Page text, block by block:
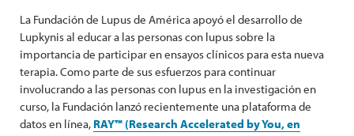
La Fundación de Lupus de América apoyó el desarrollo de
Lupkynis al educar a las personas con lupus sobre la
importancia de participar en ensayos clínicos para esta nueva
terapia. Como parte de sus esfuerzos para continuar
involucrando a las personas con lupus en la investigación en
curso, la Fundación lanzó recientemente una plataforma de
datos en línea, RAY™ (Research Accelerated by You, en